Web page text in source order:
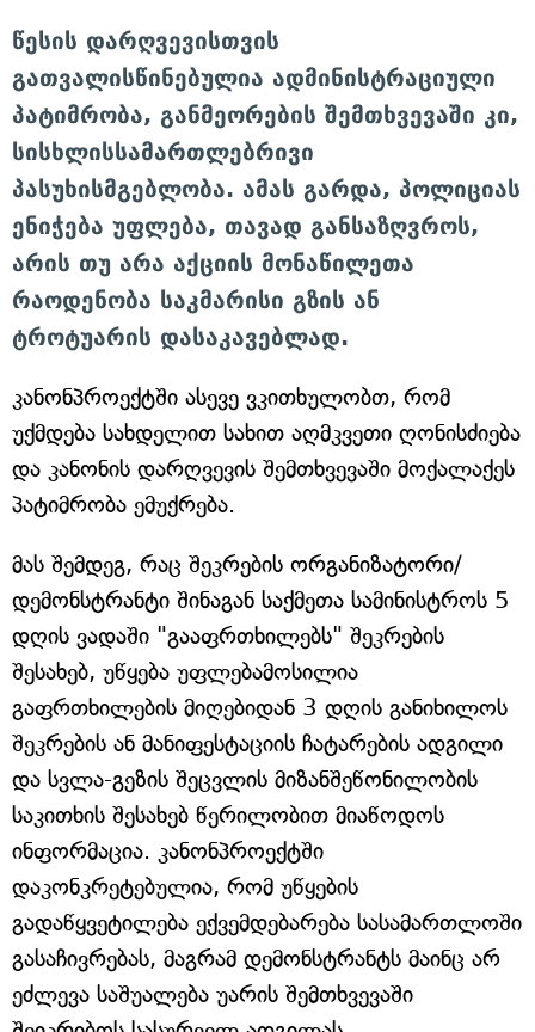
წესის დარღვევისთვის
გათვალისწინებულია ადმინისტრაციული
პატიმრობა, განმეორების შემთხვევაში კი,
სისხლისსამართლებრივი
პასუხისმგებლობა. ამას გარდა, პოლიციას
ენიჭება უფლება, თავად განსაზღვროს,
არის თუ არა აქციის მონაწილეთა
რაოდენობა საკმარისი გზის ან
ტროტუარის დასაკავებლად.
კანონპროექტში ასევე ვკითხულობთ, რომ
უქმდება სახდელით სახით აღმკვეთი ღონისძიება
და კანონის დარღვევის შემთხვევაში მოქალაქეს
პატიმრობა ემუქრება.
მას შემდეგ, რაც შეკრების ორგანიზატორი/
დემონსტრანტი შინაგან საქმეთა სამინისტროს 5
დღის ვადაში "გააფრთხილებს" შეკრების
შესახებ, უწყება უფლებამოსილია
გაფრთხილების მიღებიდან 3 დღის განიხილოს
შეკრების ან მანიფესტაციის ჩატარების ადგილი
და სვლა-გეზის შეცვლის მიზანშეწონილობის
საკითხის შესახებ წერილობით მიაწოდოს
ინფორმაცია. კანონპროექტში
დაკონკრეტებულია, რომ უწყების
გადაწყვეტილება ექვემდებარება სასამართლოში
გასაჩივრებას, მაგრამ დემონსტრანტს მაინც არ
ეძლევა საშუალება უარის შემთხვევაში